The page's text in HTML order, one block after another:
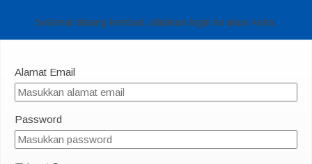
Selamat datang kembali, silahkan login ke akun Anda.
Alamat Email
Password